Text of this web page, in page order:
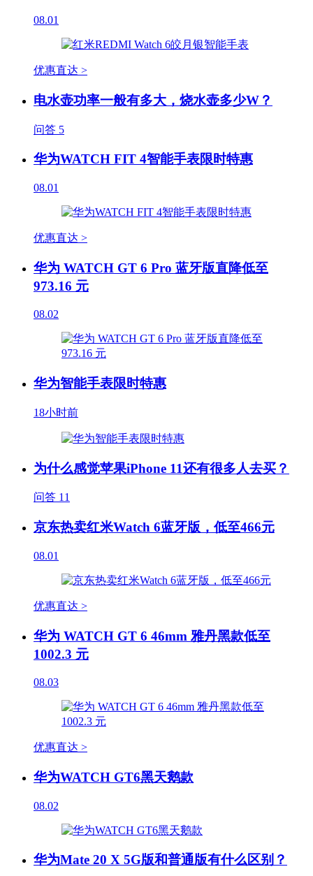
08.01
优惠直达 >
电水壶功率一般有多大，烧水壶多少W？
问答 5
华为WATCH FIT 4智能手表限时特惠
08.01
优惠直达 >
华为 WATCH GT 6 Pro 蓝牙版直降低至
973.16 元
08.02
华为智能手表限时特惠
18小时前
为什么感觉苹果iPhone 11还有很多人去买？
问答 11
京东热卖红米Watch 6蓝牙版，低至466元
08.01
优惠直达 >
华为 WATCH GT 6 46mm 雅丹黑款低至
1002.3 元
08.03
优惠直达 >
华为WATCH GT6黑天鹅款
08.02
华为Mate 20 X 5G版和普通版有什么区别？